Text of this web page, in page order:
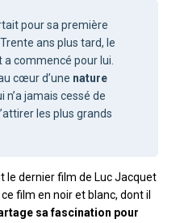
pour sa première
. Trente ans plus tard, le
commencé pour lui.
cœur d’une nature
n’a jamais cessé de
les plus grands
le dernier film de Luc Jacquet
ce film en noir et blanc, dont il
sa fascination pour